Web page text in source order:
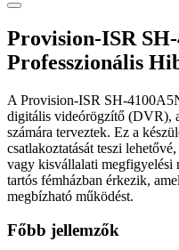
Provision-ISR
Professzionális
A Provision-ISR SH-
digitális videórögzítő (DVR),
számára terveztek. Ez a
csatlakoztatását teszi
vagy kisvállalati megfigyelési
tartós fémházban érkezik,
megbízható működést.
Főbb jellemzők